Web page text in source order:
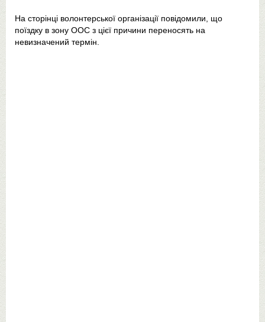
На сторінці волонтерської організації повідомили, що
поїздку в зону ООС з цієї причини переносять на
невизначений термін.